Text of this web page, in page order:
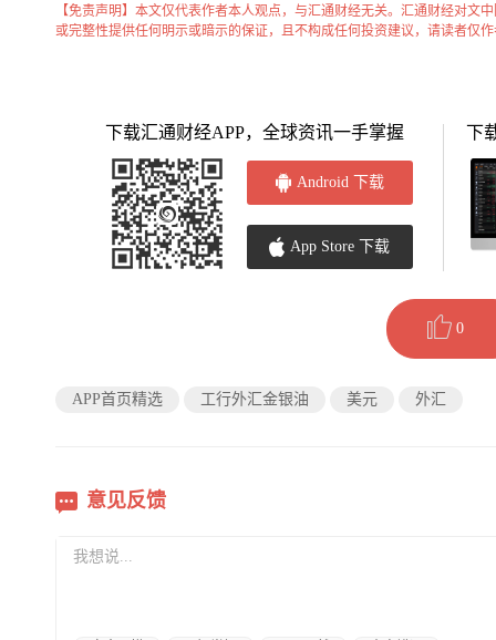
【免责声明】本文仅代表作者本人观点，与汇通财经无关。汇通财经对文
或完整性提供任何明示或暗示的保证，且不构成任何投资建议，请读者仅
下载汇通财经APP，全球资讯一手掌握
Android 下载
App Store 下载
下
0
APP首页精选 工行外汇金银油 美元 外汇
意见反馈